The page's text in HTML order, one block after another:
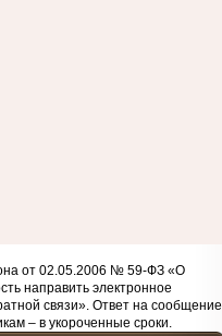
от 02.05.2006 № 59-ФЗ «О
направить электронное
связи». Ответ на сообщение
– в укороченные сроки.